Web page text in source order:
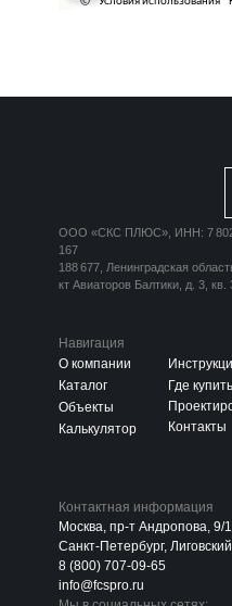
Навигация
О компании
Каталог
Объекты
Калькулятор
Где
Контакты
Контактная информация
Москва, пр-т Андропова, 9/1
Санкт-Петербург,
8 (800) 707-09-65
info@fcspro.ru
ООО «СКС ПЛЮС», ИНН: 7 802
167
188 677, Ленинградская
кт Авиаторов Балтики, д. 3, кв.